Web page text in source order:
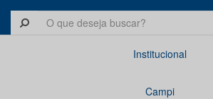
Institucional
Campi